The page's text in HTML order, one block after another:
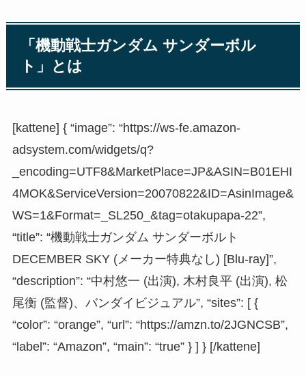
「機動戦士ガンダム サンダーボル
ト」とは
[kattene] { “image”: “https://ws-fe.amazon-
adsystem.com/widgets/q?
_encoding=UTF8&MarketPlace=JP&ASIN=B01EHI
4MOK&ServiceVersion=20070822&ID=AsinImage&
WS=1&Format=_SL250_&tag=otakupapa-22”,
“title”: “機動戦士ガンダム サンダーボルト
DECEMBER SKY (メーカー特典なし) [Blu-ray]”,
“description”: “中村悠一 (出演), 木村良平 (出演), 松
尾衡 (監督)、バンダイビジュアル”, “sites”: [ {
“color”: “orange”, “url”: “https://amzn.to/2JGNCSB”,
“label”: “Amazon”, “main”: “true” } ] } [/kattene]